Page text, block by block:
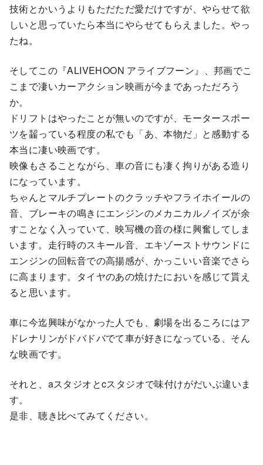
技術とかいうよりもただただ愛だけですが、やらせて欲
しいと思っていたら本当にやらせてもらえました。やっ
たね。
そしてこの『ALIVEHOON アライブフーン』、邦画でこ
こまで凄いカーアクション映画が今まであっただろう
か。
ドリフトはやったことが無いのですが、モータースポー
ツを齧っている程度の私でも「あ、本物だ」と感動する
本当に凄い映画です。
映像もさることながら、車の音にも凄く拘りがある造り
になっています。
ちゃんとマルチプレートのクラッチやフライホイールの
音、ブレーキの鳴きにエンジンのメカニカルノイズが余
すことなく入っていて、映写機の音の様に興奮してしま
います。走行時のスキール音、エキゾーストサウンドに
エンジンの回転音での高揚感が、かっこいい音楽でさら
に高まります。タイヤのあの焼けたにおいを感じて貰え
ると思います。
車に今迄興味がなかった人でも、劇場を出るころにはア
ドレナリンがドバドバでて車が好きになっている、そん
な映画です。
それと、aスタジオとcスタジオで味付けがだいぶ違いま
す。
是非、聴き比べてみてください。